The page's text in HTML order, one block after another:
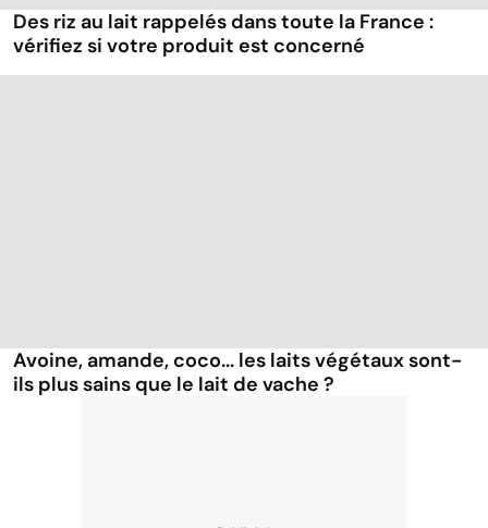
Des riz au lait rappelés dans toute la France :
vérifiez si votre produit est concerné
Avoine, amande, coco... les laits végétaux sont-
ils plus sains que le lait de vache ?